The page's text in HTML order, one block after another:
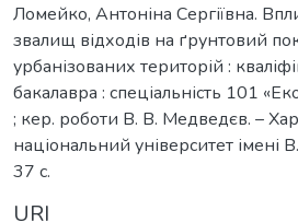
Ломейко, Антоніна Сергіївна.
звалищ відходів на ґрунтовий
урбанізованих територій :
бакалавра : спеціальність 101
; кер. роботи В. В. Медведєв. –
національний університет імені
37 с.
URI